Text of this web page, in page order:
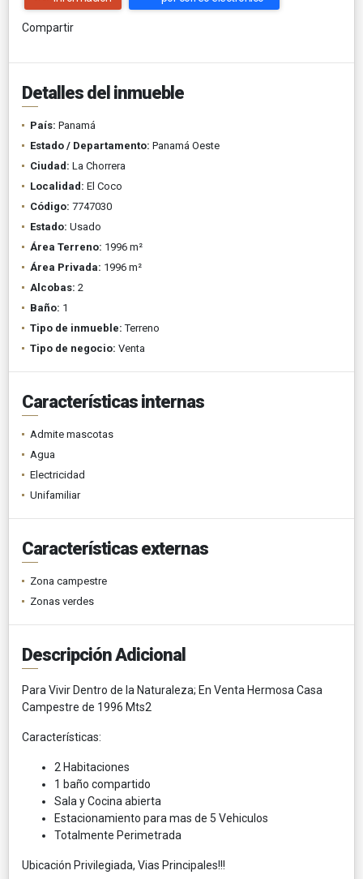
Compartir
Detalles del inmueble
País: Panamá
Estado / Departamento: Panamá Oeste
Ciudad: La Chorrera
Localidad: El Coco
Código: 7747030
Estado: Usado
Área Terreno: 1996 m²
Área Privada: 1996 m²
Alcobas: 2
Baño: 1
Tipo de inmueble: Terreno
Tipo de negocio: Venta
Características internas
Admite mascotas
Agua
Electricidad
Unifamiliar
Características externas
Zona campestre
Zonas verdes
Descripción Adicional
Para Vivir Dentro de la Naturaleza; En Venta Hermosa Casa
Campestre de 1996 Mts2
Características:
2 Habitaciones
1 baño compartido
Sala y Cocina abierta
Estacionamiento para mas de 5 Vehiculos
Totalmente Perimetrada
Ubicación Privilegiada, Vias Principales!!!